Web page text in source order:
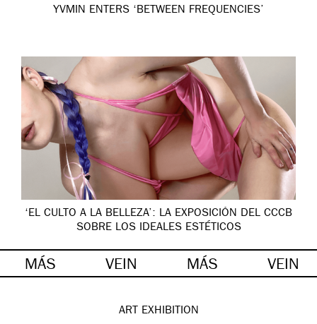
YVMIN ENTERS ‘BETWEEN FREQUENCIES’
‘EL CULTO A LA BELLEZA’: LA EXPOSICIÓN DEL CCCB
SOBRE LOS IDEALES ESTÉTICOS
MÁS VEIN MÁS VEIN
ART EXHIBITION